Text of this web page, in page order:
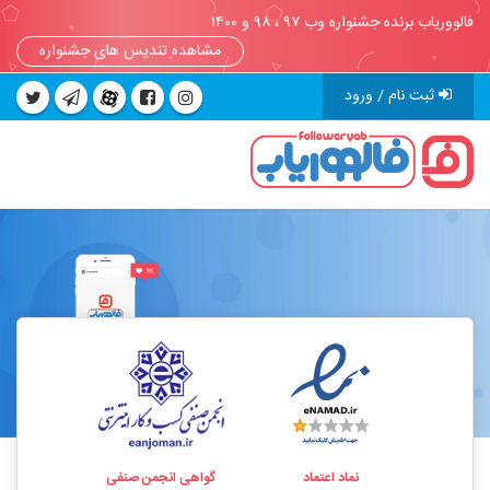
فالووریاب برنده جشنواره وب ۹۷ ، ۹۸ و ۱۴۰۰
مشاهده تندیس های جشنواره
ثبت نام / ورود
نماد اعتماد گواهی انجمن صنفی